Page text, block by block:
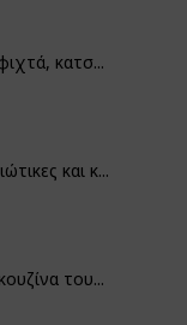
κατσ...
και κ...
του...